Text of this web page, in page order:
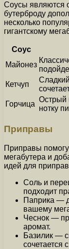
Соусы являются
бутерброду
несколько
гигантскому
Соус
Майонез
Кетчуп
Горчица
Острый
нотку
Приправы
Приправы
мегабутера и
идей для
Соль и
подходит
Паприка —
вашему
Чеснок —
аромат.
Базилик —
сочетается